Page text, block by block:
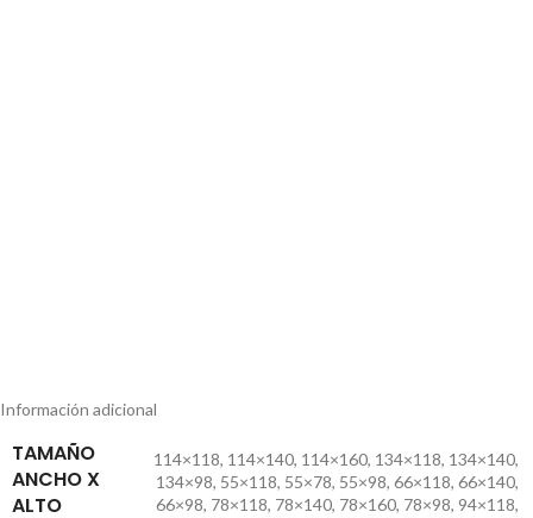
Información adicional
TAMAÑO
ANCHO X
ALTO
114×118, 114×140, 114×160, 134×118, 134×140,
134×98, 55×118, 55×78, 55×98, 66×118, 66×140,
66×98, 78×118, 78×140, 78×160, 78×98, 94×118,